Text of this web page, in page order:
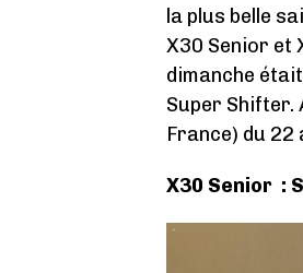
la plus belle
X30 Senior et
dimanche
Super Shifter.
France) du 22
X30 Senior :